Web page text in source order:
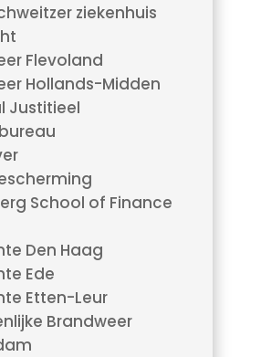
ziekenhuis
Flevoland
Hollands-Midden
Justitieel
School of Finance
Den Haag
Ede
Etten-Leur
Brandweer